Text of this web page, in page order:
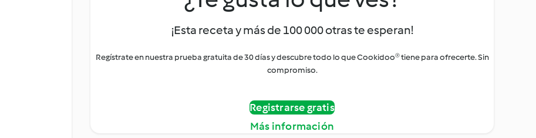
¡Esta receta y más de 100 000 otras te esperan!
Regístrate en nuestra prueba gratuita de 30 días y descubre todo lo que Cookidoo® tiene para ofrecerte. Sin
compromiso.
Registrarse gratis
Más información